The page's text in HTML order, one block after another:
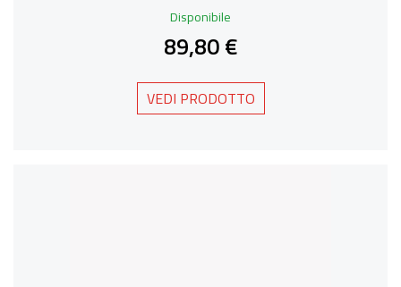
Disponibile
89,80 €
VEDI PRODOTTO